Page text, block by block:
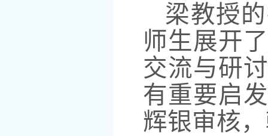
梁教授
师生展开
交流与研
有重要启
辉银审核